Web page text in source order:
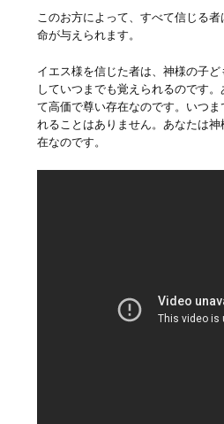
このお方によって、すべて信じる
命が与えられます。
イエス様を信じた者は、神様の子
していつまでも覚えられるのです
て高価で尊い存在なのです。いつ
れることはありません。あなたは
在なのです。